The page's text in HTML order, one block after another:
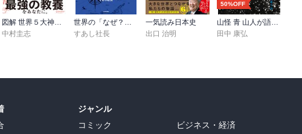
協会版は電子版がない。
版のみだ。
量の日本聖書協会の聖書よりもさらに軽い。
をすぐに開かねばならないので、
の聖書アプリを使った方が絶対早い。
る者、これを要す。我は正しき者を招かんとにあらで、罪人を招きて悔
図解 世界５大神話入門
中村圭志
世界の「なぜ？」が見えてくる 大人の地政学 ざっと丸わかり
すあし社長
一気読み日本史
出口 治明
50%OFF
山怪 青 山人が語る不思議な話
田中 康弘
ジャンル
コミック
ビジネス・経済